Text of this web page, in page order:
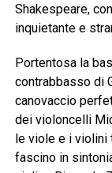
Shakespeare,
inquietante e
Portentosa la
contrabbasso di
canovaccio
dei violoncelli
le viole e i violini
fascino in